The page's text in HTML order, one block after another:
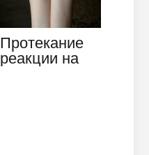
Протекание
реакции на